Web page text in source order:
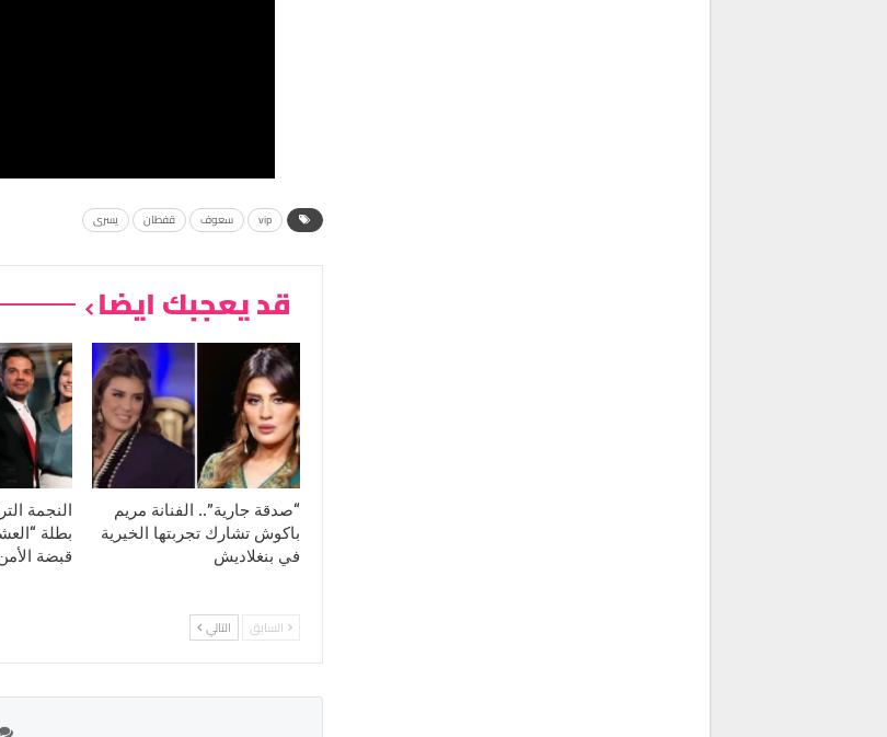
vip سعوف قفطان يسرى
قد يعجبك ايضا
“صدقة جارية”.. الفنانة مريم
باكوش تشارك تجربتها الخيرية
في بنغلاديش
النجمة
بطلة
قبضة
السابق التالي